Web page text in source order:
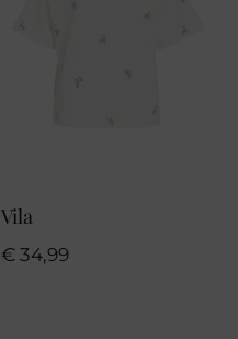
Vila
€ 34,99